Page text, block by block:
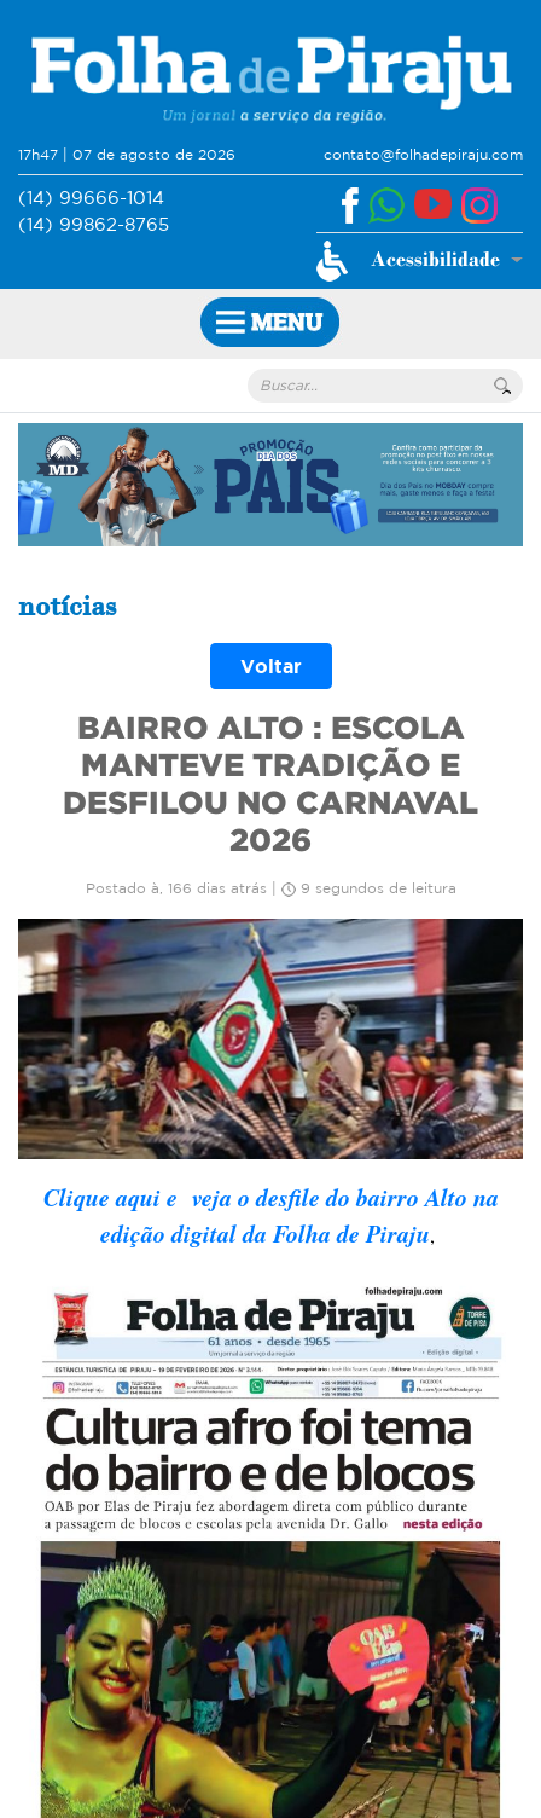
17h47 | 07 de agosto de 2026 contato@folhadepiraju.com
(14) 99666-1014
(14) 99862-8765
notícias
Voltar
BAIRRO ALTO : ESCOLA
MANTEVE TRADIÇÃO E
DESFILOU NO CARNAVAL
2026
Postado à, 166 dias atrás | 9 segundos de leitura
Clique aqui e veja o desfile do bairro Alto na
edição digital da Folha de Piraju,